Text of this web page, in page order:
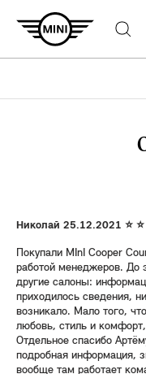
Николай 25.12.2021 ⭐ ⭐
Покупали MInI Cooper
работой менеджеров. До
другие салоны:
приходилось сведения,
возникало. Мало того,
любовь, стиль и
Отдельное спасибо
подробная информация,
вообще там работает